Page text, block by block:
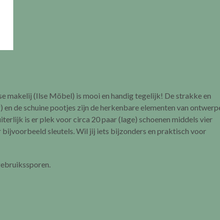
makelij (Ilse Möbel) is mooi en handig tegelijk! De strakke en
de schuine pootjes zijn de herkenbare elementen van
is er plek voor circa 20 paar (lage) schoenen middels vier
bijvoorbeeld sleutels. Wil jij iets bijzonders en praktisch voor